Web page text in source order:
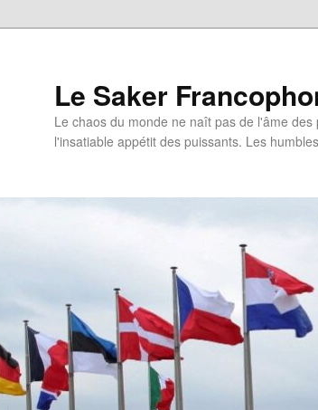
Le Saker
Le chaos du monde ne naît pas de l'âme
l'insatiable appétit des puissants. Les